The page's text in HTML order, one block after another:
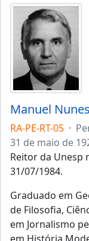
Manuel
RA-PE-RT-05 ·
31 de maio de
Reitor da Unesp
31/07/1984.
Graduado em
de Filosofia,
em Jornalismo